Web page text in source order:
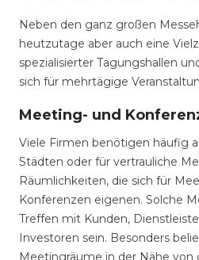
Neben den ganz großen
heutzutage aber auch eine
spezialisierter Tagungshallen
sich für mehrtägige
Meeting- und
Viele Firmen benötigen häufig
Städten oder für vertrauliche
Räumlichkeiten, die sich für
Konferenzen eigenen. Solche
Treffen mit Kunden,
Investoren sein. Besonders
Meetingräume in der Nähe von